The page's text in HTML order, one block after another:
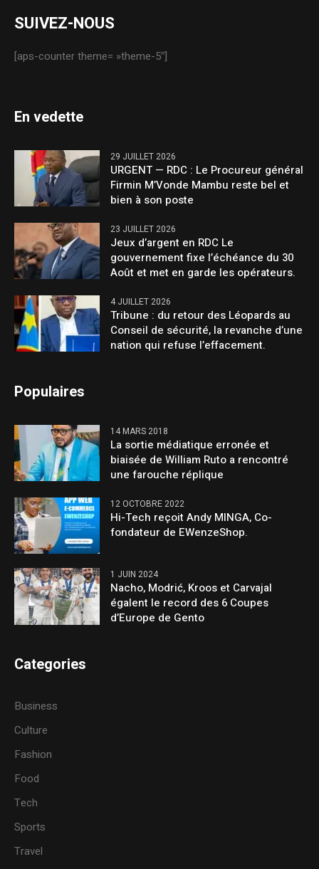
SUIVEZ-NOUS
[aps-counter theme= »theme-5″]
En vedette
29 JUILLET 2026
URGENT — RDC : Le Procureur général
Firmin M’Vonde Mambu reste bel et
bien à son poste
23 JUILLET 2026
Jeux d’argent en RDC Le
gouvernement fixe l’échéance du 30
Août et met en garde les opérateurs.
4 JUILLET 2026
Tribune : du retour des Léopards au
Conseil de sécurité, la revanche d’une
nation qui refuse l’effacement.
Populaires
14 MARS 2018
La sortie médiatique erronée et
biaisée de William Ruto a rencontré
une farouche réplique
12 OCTOBRE 2022
Hi-Tech reçoit Andy MINGA, Co-
fondateur de EWenzeShop.
1 JUIN 2024
Nacho, Modrić, Kroos et Carvajal
égalent le record des 6 Coupes
d’Europe de Gento
Categories
Business
Culture
Fashion
Food
Tech
Sports
Travel